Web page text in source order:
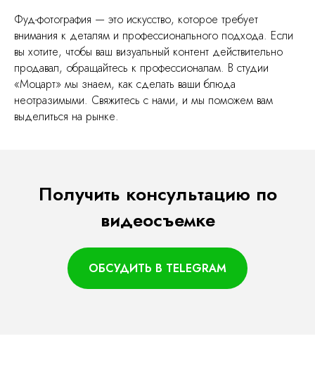
Фуд-фотография — это искусство, которое требует
внимания к деталям и профессионального подхода. Если
вы хотите, чтобы ваш визуальный контент действительно
продавал, обращайтесь к профессионалам. В студии
«Моцарт» мы знаем, как сделать ваши блюда
неотразимыми. Свяжитесь с нами, и мы поможем вам
выделиться на рынке.
Получить консультацию по
видеосъемке
ОБСУДИТЬ В TELEGRAM